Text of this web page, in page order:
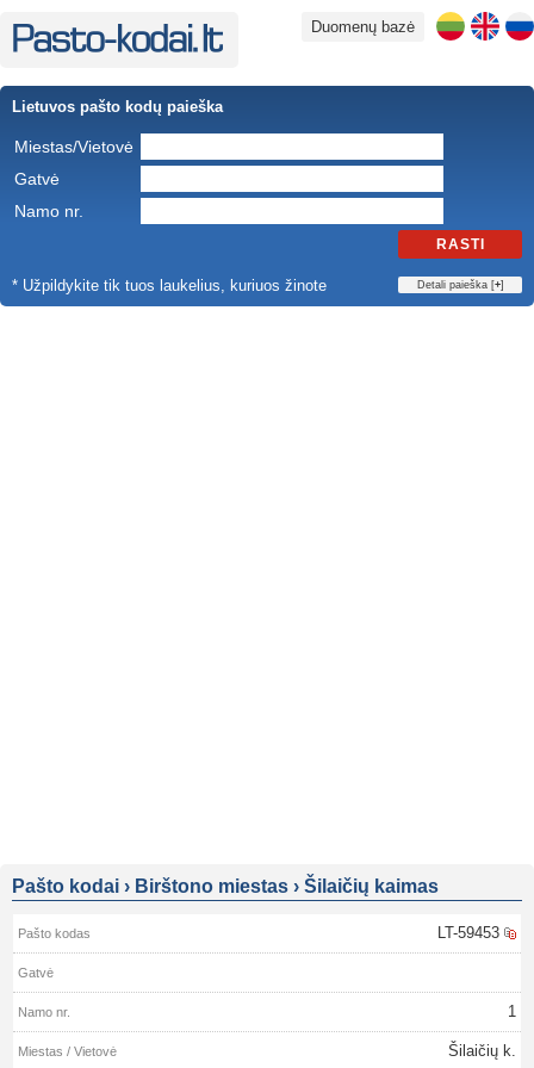
Duomenų bazė
Lietuvos pašto kodų paieška
Miestas/Vietovė
Gatvė
Namo nr.
RASTI
* Užpildykite tik tuos laukelius, kuriuos žinote Detali paieška [+]
Pašto kodai › Birštono miestas › Šilaičių kaimas
LT-59453
1
Šilaičių k.